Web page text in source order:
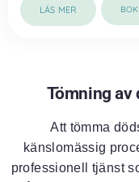
LÄS MER
Tömning
Att tömma
känslomässig
professionell tjänst